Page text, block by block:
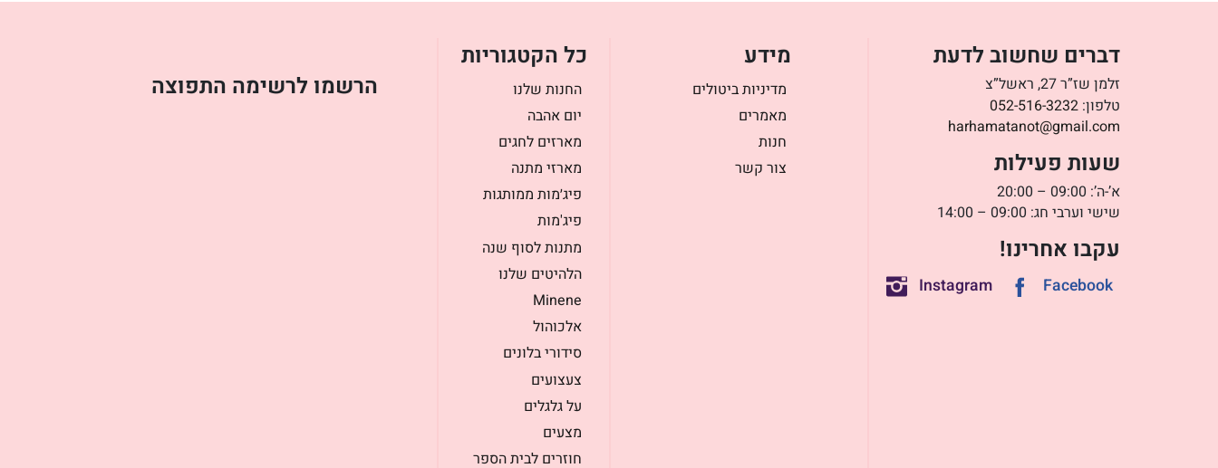
דברים שחשוב לדעת
זלמן שז”ר 27, ראשל”צ
טלפון: 052-516-3232
harhamatanot@gmail.com
שעות פעילות
א’-ה’: 09:00 – 20:00
שישי וערבי חג: 09:00 – 14:00
עקבו אחרינו!
Facebook
Instagram
מידע
מדיניות ביטולים
מאמרים
חנות
צור קשר
כל הקטגוריות
החנות שלנו
יום אהבה
מארזים לחגים
מארזי מתנה
פיג׳מות ממותגות
פיג'מות
מתנות לסוף שנה
הלהיטים שלנו
Minene
אלכוהול
סידורי בלונים
צעצועים
על גלגלים
מצעים
חוזרים לבית הספר
הרשמו לרשימה התפוצה